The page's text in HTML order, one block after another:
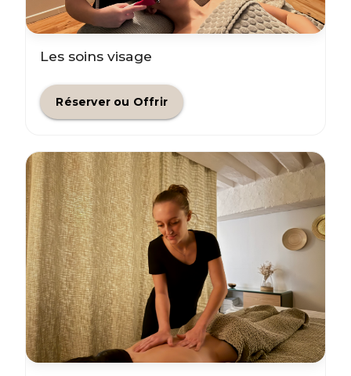
Les soins visage
Réserver ou Offrir